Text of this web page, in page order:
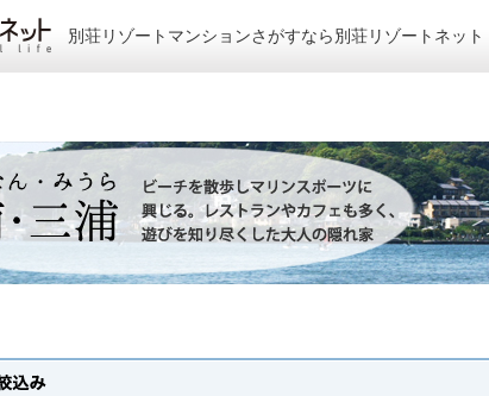
別荘リゾートマンションさがすなら別荘リゾートネット